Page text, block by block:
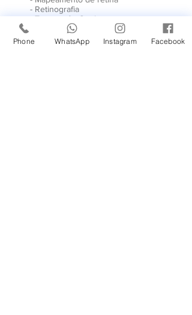
- Retinografia
- Tomografia Ocular
- Tonometria
EXAMES LABORATORIAIS
, como:
Phone WhatsApp Instagram Facebook